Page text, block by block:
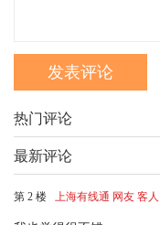
热门评论
最新评论
第 2 楼 上海有线通 网友 客人